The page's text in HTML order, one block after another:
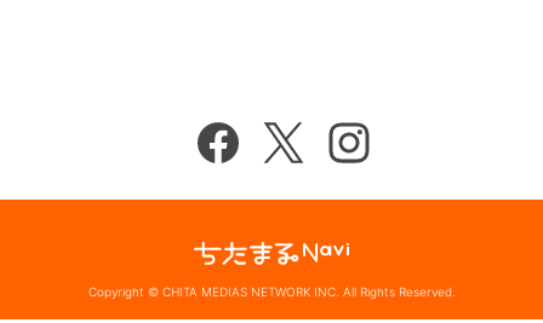
Copyright © CHITA MEDIAS NETWORK INC. All Rights Reserved.